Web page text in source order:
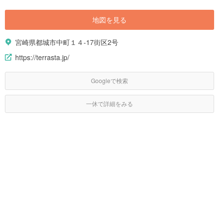
地図を見る
宮崎県都城市中町１４-17街区2号
https://terrasta.jp/
Googleで検索
一休で詳細をみる